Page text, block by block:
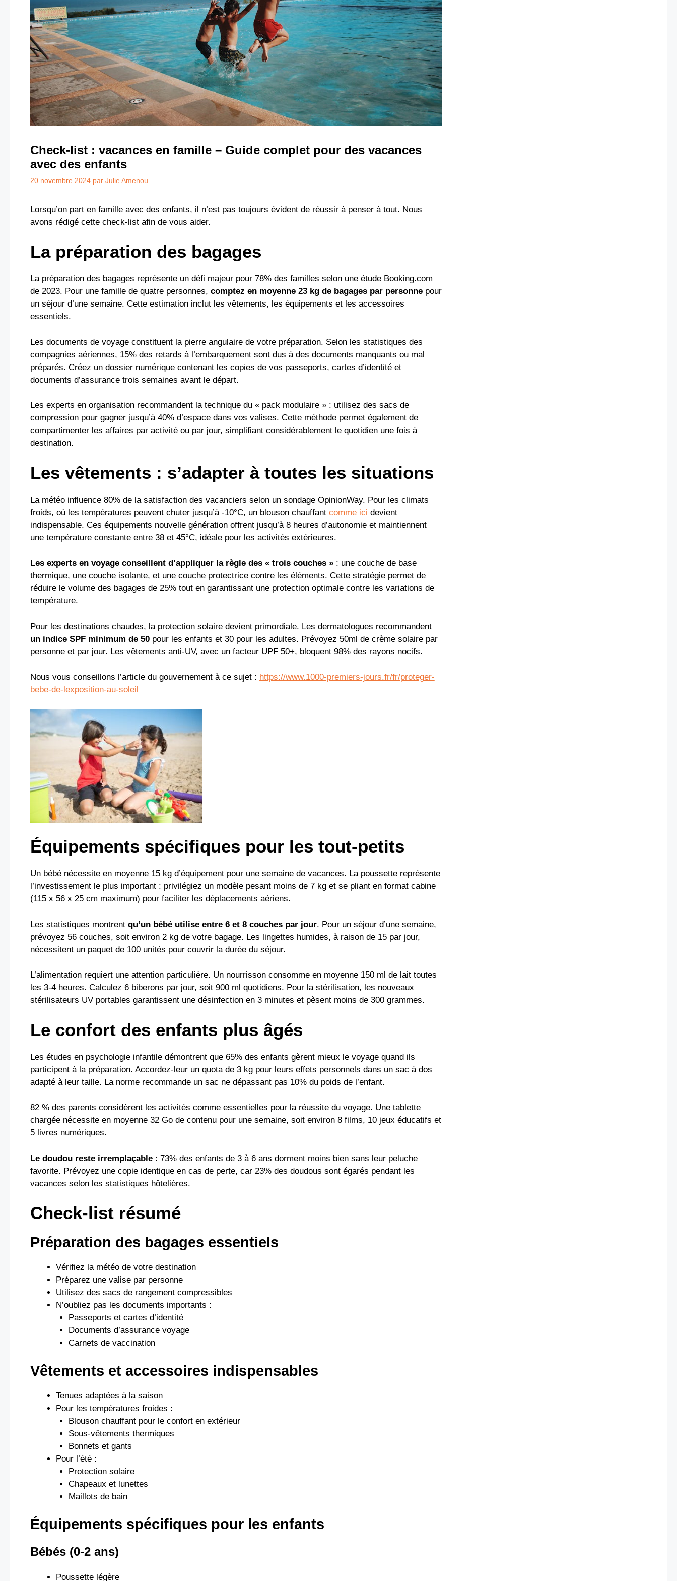
Check-list : vacances en famille – Guide complet pour des vacances
avec des enfants
20 novembre 2024 par Julie Amenou
Lorsqu’on part en famille avec des enfants, il n’est pas toujours évident de réussir à penser à tout. Nous
avons rédigé cette check-list afin de vous aider.
La préparation des bagages
La préparation des bagages représente un défi majeur pour 78% des familles selon une étude Booking.com
de 2023. Pour une famille de quatre personnes, comptez en moyenne 23 kg de bagages par personnepour
un séjour d’une semaine. Cette estimation inclut les vêtements, les équipements et les accessoires
essentiels.
Les documents de voyage constituent la pierre angulaire de votre préparation. Selon les statistiques des
compagnies aériennes, 15% des retards à l’embarquement sont dus à des documents manquants ou mal
préparés. Créez un dossier numérique contenant les copies de vos passeports, cartes d’identité et
documents d’assurance trois semaines avant le départ.
Les experts en organisation recommandent la technique du « pack modulaire » : utilisez des sacs de
compression pour gagner jusqu’à 40% d’espace dans vos valises. Cette méthode permet également de
compartimenter les affaires par activité ou par jour, simplifiant considérablement le quotidien une fois à
destination.
Les vêtements : s’adapter à toutes les situations
La météo influence 80% de la satisfaction des vacanciers selon un sondage OpinionWay. Pour les climats
froids, où les températures peuvent chuter jusqu’à -10°C, un blouson chauffant comme ici devient
indispensable. Ces équipements nouvelle génération offrent jusqu’à 8 heures d’autonomie et maintiennent
une température constante entre 38 et 45°C, idéale pour les activités extérieures.
Les experts en voyage conseillent d’appliquer la règle des « trois couches »: une couche de base
thermique, une couche isolante, et une couche protectrice contre les éléments. Cette stratégie permet de
réduire le volume des bagages de 25% tout en garantissant une protection optimale contre les variations de
température.
Pour les destinations chaudes, la protection solaire devient primordiale. Les dermatologues recommandent
un indice SPF minimum de 50pour les enfants et 30 pour les adultes. Prévoyez 50ml de crème solaire par
personne et par jour. Les vêtements anti-UV, avec un facteur UPF 50+, bloquent 98% des rayons nocifs.
Nous vous conseillons l’article du gouvernement à ce sujet : https://www.1000-premiers-jours.fr/fr/proteger-
bebe-de-lexposition-au-soleil
Équipements spécifiques pour les tout-petits
Un bébé nécessite en moyenne 15 kg d’équipement pour une semaine de vacances. La poussette représente
l’investissement le plus important : privilégiez un modèle pesant moins de 7 kg et se pliant en format cabine
(115 x 56 x 25 cm maximum) pour faciliter les déplacements aériens.
Les statistiques montrent qu’un bébé utilise entre 6 et 8 couches par jour. Pour un séjour d’une semaine,
prévoyez 56 couches, soit environ 2 kg de votre bagage. Les lingettes humides, à raison de 15 par jour,
nécessitent un paquet de 100 unités pour couvrir la durée du séjour.
L’alimentation requiert une attention particulière. Un nourrisson consomme en moyenne 150 ml de lait toutes
les 3-4 heures. Calculez 6 biberons par jour, soit 900 ml quotidiens. Pour la stérilisation, les nouveaux
stérilisateurs UV portables garantissent une désinfection en 3 minutes et pèsent moins de 300 grammes.
Le confort des enfants plus âgés
Les études en psychologie infantile démontrent que 65% des enfants gèrent mieux le voyage quand ils
participent à la préparation. Accordez-leur un quota de 3 kg pour leurs effets personnels dans un sac à dos
adapté à leur taille. La norme recommande un sac ne dépassant pas 10% du poids de l’enfant.
82 % des parents considèrent les activités comme essentielles pour la réussite du voyage. Une tablette
chargée nécessite en moyenne 32 Go de contenu pour une semaine, soit environ 8 films, 10 jeux éducatifs et
5 livres numériques.
Le doudou reste irremplaçable: 73% des enfants de 3 à 6 ans dorment moins bien sans leur peluche
favorite. Prévoyez une copie identique en cas de perte, car 23% des doudous sont égarés pendant les
vacances selon les statistiques hôtelières.
Check-list résumé
Préparation des bagages essentiels
Vérifiez la météo de votre destination
Préparez une valise par personne
Utilisez des sacs de rangement compressibles
N’oubliez pas les documents importants :
Passeports et cartes d’identité
Documents d’assurance voyage
Carnets de vaccination
Vêtements et accessoires indispensables
Tenues adaptées à la saison
Pour les températures froides :
Blouson chauffant pour le confort en extérieur
Sous-vêtements thermiques
Bonnets et gants
Pour l’été :
Protection solaire
Chapeaux et lunettes
Maillots de bain
Équipements spécifiques pour les enfants
Bébés (0-2 ans)
Poussette légère